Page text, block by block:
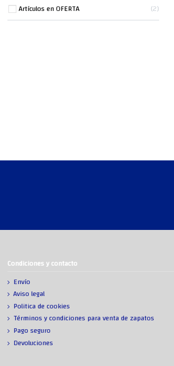
Artículos en OFERTA
2
Condiciones y contacto
Envío
Aviso legal
Politica de cookies
Términos y condiciones para venta de zapatos
Pago seguro
Devoluciones